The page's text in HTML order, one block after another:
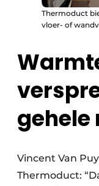
Thermoduct
vloer- of
Vincent Van
Thermoduct: